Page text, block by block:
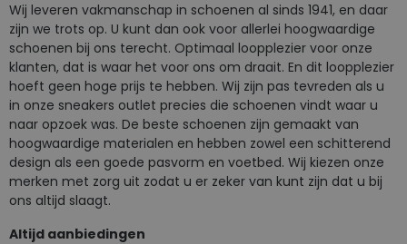
Wij leveren vakmanschap in schoenen al sinds 1941, en daar
zijn we trots op. U kunt dan ook voor allerlei hoogwaardige
schoenen bij ons terecht. Optimaal loopplezier voor onze
klanten, dat is waar het voor ons om draait. En dit loopplezier
hoeft geen hoge prijs te hebben. Wij zijn pas tevreden als u
in onze sneakers outlet precies die schoenen vindt waar u
naar opzoek was. De beste schoenen zijn gemaakt van
hoogwaardige materialen en hebben zowel een schitterend
design als een goede pasvorm en voetbed. Wij kiezen onze
merken met zorg uit zodat u er zeker van kunt zijn dat u bij
ons altijd slaagt.
Altijd aanbiedingen